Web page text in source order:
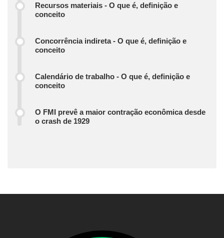
Recursos materiais - O que é, definição e
conceito
Concorrência indireta - O que é, definição e
conceito
Calendário de trabalho - O que é, definição e
conceito
O FMI prevê a maior contração econômica desde
o crash de 1929